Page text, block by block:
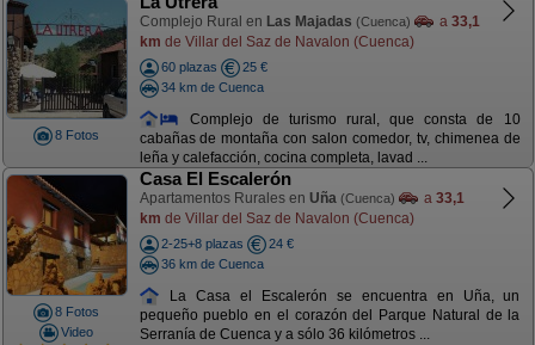
8 Fotos
Complejo Rural en Las Majadas (Cuenca) a 33,1
km de Villar del Saz de Navalon (Cuenca)
60 plazas
25 €
34 km de Cuenca
Complejo de turismo rural, que consta de 10
cabañas de montaña con salon comedor, tv, chimenea de
leña y calefacción, cocina completa, lavad ...
8 Fotos
Video
Casa El Escalerón
Apartamentos Rurales en Uña (Cuenca) a 33,1
km de Villar del Saz de Navalon (Cuenca)
2-25+8 plazas
24 €
36 km de Cuenca
La Casa el Escalerón se encuentra en Uña, un
pequeño pueblo en el corazón del Parque Natural de la
Serranía de Cuenca y a sólo 36 kilómetros ...